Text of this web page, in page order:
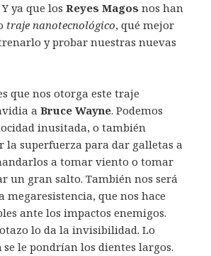
ya que losReyes Magos nos han
traje nanotecnológico, qué mejor
y probar nuestras nuevas
que nos otorga este traje
aBruce Wayne. Podemos
inusitada, o también
la superfuerza para dar galletas a
a tomar viento o tomar
un gran salto. También nos será
megaresistencia, que nos hace
ante los impactos enemigos.
lo da la invisibilidad. Lo
se le pondrían los dientes largos.